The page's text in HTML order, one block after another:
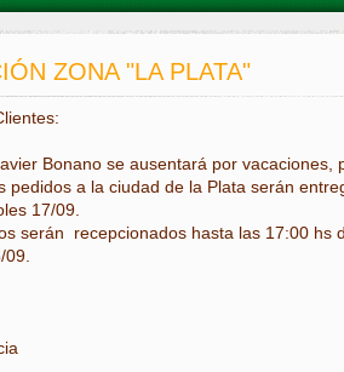
ZONA "LA PLATA"
Bonano se ausentará por vacaciones,
pedidos a la ciudad de la Plata serán
17/09.
serán recepcionados hasta las 17:00 hs